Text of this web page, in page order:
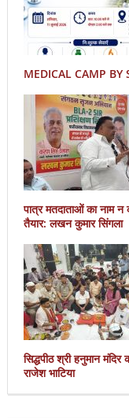
MEDICAL CAMP BY
पात्र मतदाताओं का नाम न
तैयार: लखन कुमार सिंगला
सिद्धपीठ श्री हनुमान मंदिर
राजेश भाटिया